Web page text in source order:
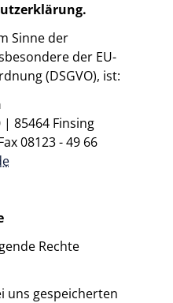
/ Ausbildung
Sinne der
der EU-
(DSGVO), ist:
85464 Finsing
08123 - 49 66
Rechte
uns gespeicherten